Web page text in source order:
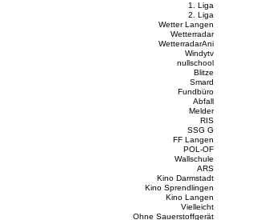
1. Liga
2. Liga
Wetter Langen
Wetterradar
WetterradarAni
Windytv
nullschool
Blitze
Smard
Fundbüro
Abfall
Melder
RIS
SSG G
FF Langen
POL-OF
Wallschule
ARS
Kino Darmstadt
Kino Sprendlingen
Kino Langen
Vielleicht
Ohne Sauerstoffgerät